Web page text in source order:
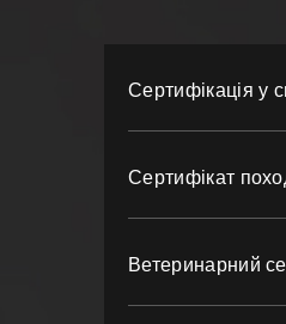
Сертифікація у
Сертифікат
Ветеринарний